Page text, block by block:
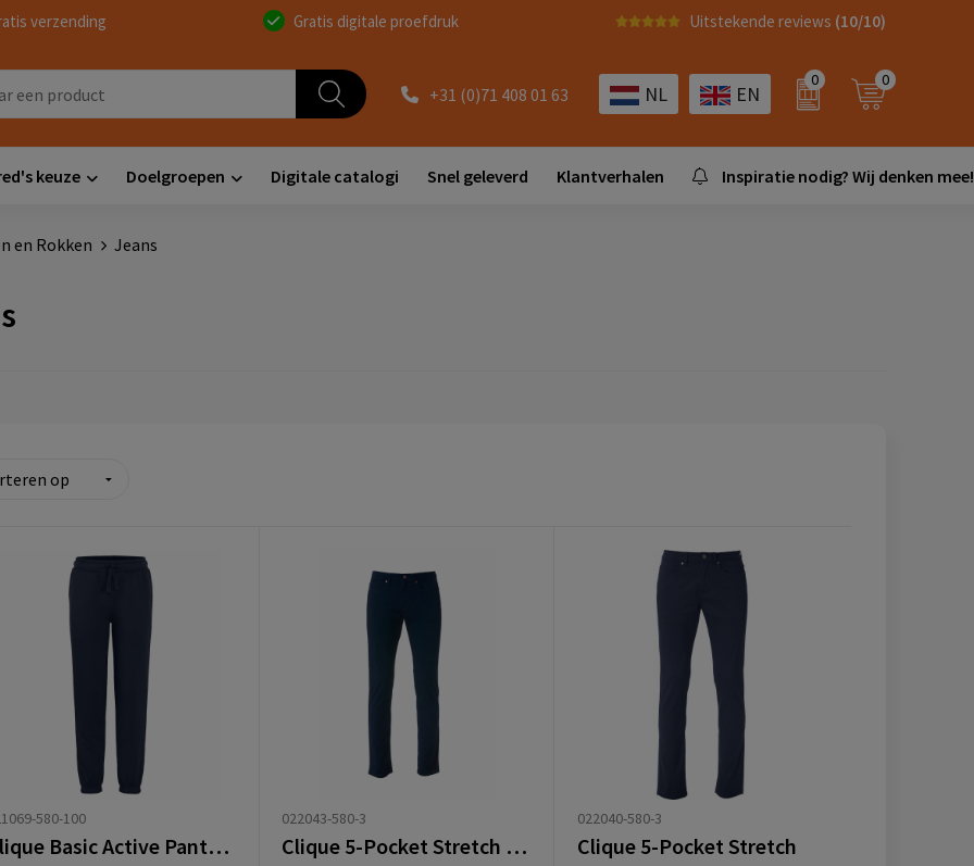
verzending Gratis digitale proefdruk Uitstekende reviews (10/10)
+31 (0)71 408 01 63 NL EN
0 0
keuze Doelgroepen Digitale catalogi Snel geleverd Klantverhalen Inspiratie nodig? Wij denken mee!
en Rokken Jeans
580-100
Clique Basic Active Pants Junior
022043-580-3
Clique 5-Pocket Stretch Light
022040-580-3
Clique 5-Pocket Stretch